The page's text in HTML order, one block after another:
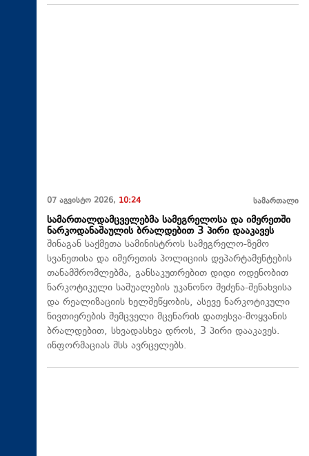
07 აგვისტო 2026, 10:24 სამართალი
სამართალდამცველებმა სამეგრელოსა და იმერეთში
ნარკოდანაშაულის ბრალდებით 3 პირი დააკავეს
შინაგან საქმეთა სამინისტროს სამეგრელო-ზემო
სვანეთისა და იმერეთის პოლიციის დეპარტამენტების
თანამშრომლებმა, განსაკუთრებით დიდი ოდენობით
ნარკოტიკული საშუალების უკანონო შეძენა-შენახვისა
და რეალიზაციის ხელშეწყობის, ასევე ნარკოტიკული
ნივთიერების შემცველი მცენარის დათესვა-მოყვანის
ბრალდებით, სხვადასხვა დროს, 3 პირი დააკავეს.
ინფორმაციას შსს ავრცელებს.